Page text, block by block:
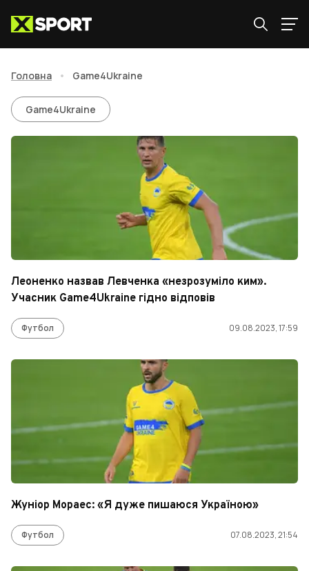
Головна • Game4Ukraine
Game4Ukraine
Game4Ukraine
Леоненко назвав Левченка «незрозуміло ким».
Учасник Game4Ukraine гідно відповів
Футбол 09.08.2023, 17:59
Жуніор Мораес: «Я дуже пишаюся Україною»
Футбол 07.08.2023, 21:54